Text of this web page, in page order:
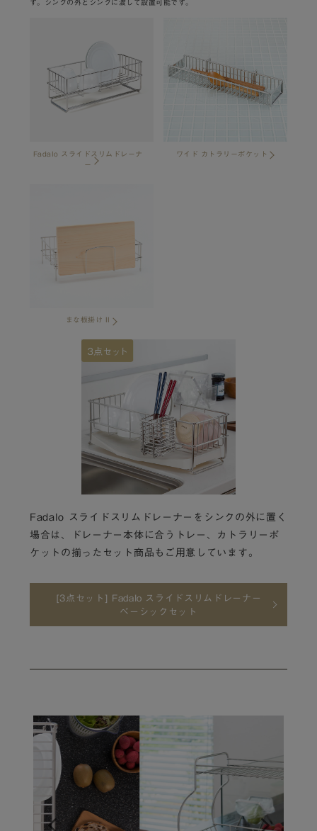
す。シンクの外とシンクに渡して設置可能です。
Fadalo スライドスリムドレーナ
ー
ワイド カトラリーポケット
まな板掛け II
Fadalo スライドスリムドレーナーをシンクの外に置く
場合は、ドレーナー本体に合うトレー、カトラリーポ
ケットの揃ったセット商品もご用意しています。
[3点セット] Fadalo スライドスリムドレーナー
べーシックセット